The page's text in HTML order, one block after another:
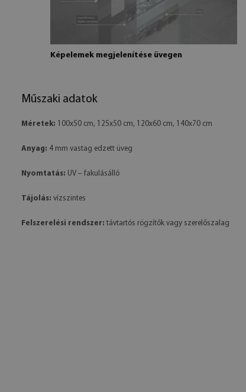
Képelemek megjelenítése üvegen
Műszaki adatok
Méretek: 100x50 cm, 125x50 cm, 120x60 cm, 140x70 cm
Anyag: 4 mm vastag edzett üveg
Nyomtatás: UV – fakulásálló
Tájolás: vízszintes
Felszerelési rendszer: távtartós rögzítők vagy szerelőszalag